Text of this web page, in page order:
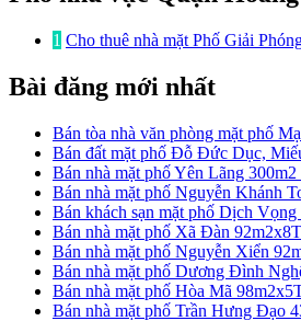
1 Cho thuê nhà mặt Phố Giải
Bài đăng mới nhất
Bán tòa nhà văn phòng mặt phố
Bán đất mặt phố Đỗ Đức Dục,
Bán nhà mặt phố Yên Lãng
Bán nhà mặt phố Nguyễn Khánh
Bán khách sạn mặt phố Dịch
Bán nhà mặt phố Xã Đàn
Bán nhà mặt phố Nguyễn Xiển
Bán nhà mặt phố Dương Đình
Bán nhà mặt phố Hòa Mã
Bán nhà mặt phố Trần Hưng Đạo